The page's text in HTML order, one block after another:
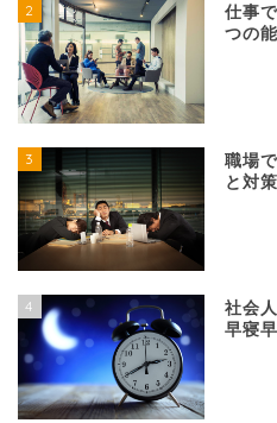
2
仕事
つの
3
職場
と対
4
社会
早寝